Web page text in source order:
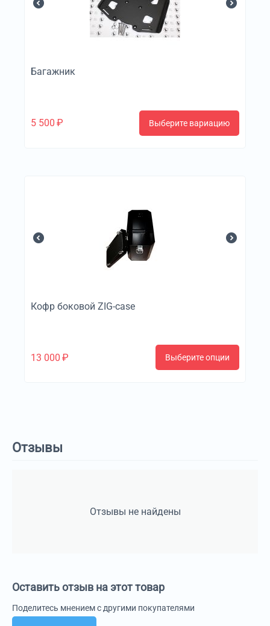
Багажник
5 500 ₽ Выберите вариацию
Кофр боковой ZIG-case
13 000 ₽ Выберите опции
Отзывы
Отзывы не найдены
Оставить отзыв на этот товар
Поделитесь мнением с другими покупателями